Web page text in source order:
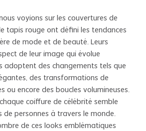
voyions sur les couvertures de
tapis rouge ont défini les tendances
de mode et de beauté. Leurs
de leur image qui évolue
adoptent des changements tels que
des transformations de
ou encore des boucles volumineuses.
coiffure de célébrité semble
de personnes à travers le monde.
de ces looks emblématiques